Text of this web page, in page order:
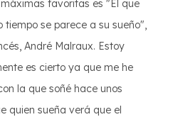
favoritas es "El que
se parece a su sueño",
André Malraux. Estoy
es cierto ya que me he
la que soñé hace unos
quien sueña verá que el